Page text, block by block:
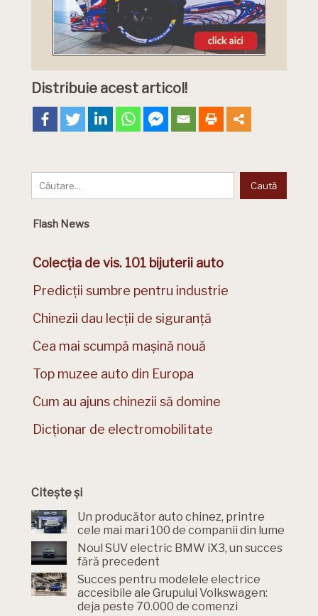
Distribuie acest articol!
Flash News
Colecția de vis. 101 bijuterii auto
Predicții sumbre pentru industrie
Chinezii dau lecții de siguranță
Cea mai scumpă mașină nouă
Top muzee auto din Europa
Cum au ajuns chinezii să domine
Dicționar de electromobilitate
Citește și
Un producător auto chinez, printre
cele mai mari 100 de companii din lume
Noul SUV electric BMW iX3, un succes
fără precedent
Succes pentru modelele electrice
accesibile ale Grupului Volkswagen:
deja peste 70.000 de comenzi